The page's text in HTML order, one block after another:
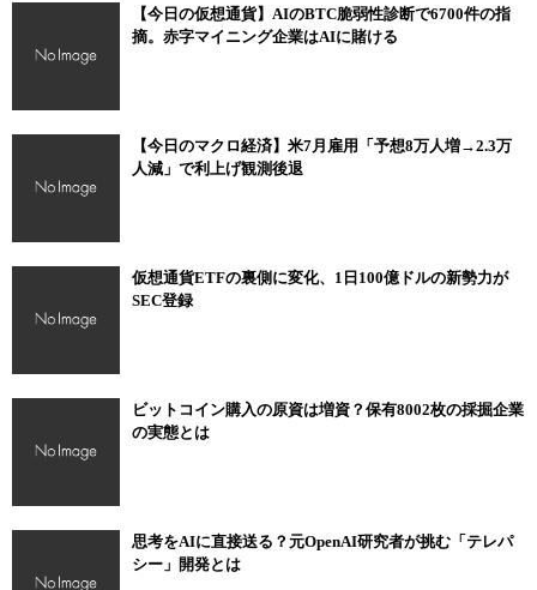
【今日の仮想通貨】AIのBTC脆弱性診断で6700件の指
摘。赤字マイニング企業はAIに賭ける
【今日のマクロ経済】米7月雇用「予想8万人増→2.3万
人減」で利上げ観測後退
仮想通貨ETFの裏側に変化、1日100億ドルの新勢力が
SEC登録
ビットコイン購入の原資は増資？保有8002枚の採掘企業
の実態とは
思考をAIに直接送る？元OpenAI研究者が挑む「テレパ
シー」開発とは